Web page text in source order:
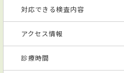
対応できる検査内容
アクセス情報
診療時間